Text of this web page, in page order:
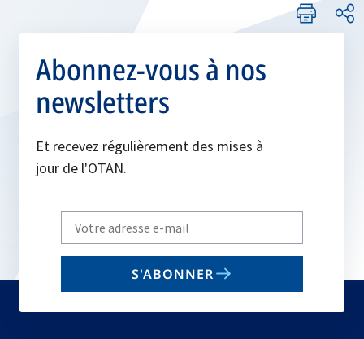
Abonnez-vous à nos
newsletters
Et recevez régulièrement des mises à
jour de l'OTAN.
Write
your
email
S'ABONNER